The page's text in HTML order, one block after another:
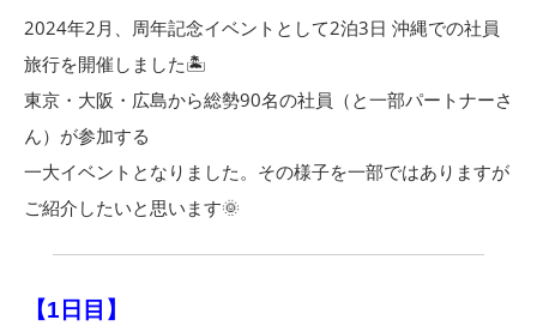
2024年2月、周年記念イベントとして2泊3日 沖縄での社員
旅行を開催しました🏝️
東京・大阪・広島から総勢90名の社員（と一部パートナーさ
ん）が参加する
一大イベントとなりました。その様子を一部ではありますが
ご紹介したいと思います🌞
【1日目】